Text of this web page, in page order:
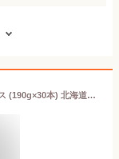
【ふるさと納税】知床斜里産 にんじんジュース (190g×30本) 北海道人参を使ったストレートの野菜ジュース!【1209692】